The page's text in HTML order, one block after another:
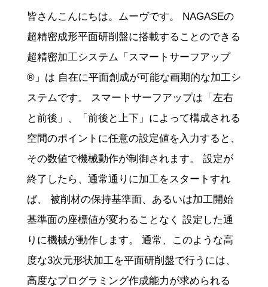
皆さんこんにちは。ムーヴです。 NAGASEの
超精密成形平面研削盤に搭載することのできる
超精密加工システム「スマートサーフアップ
®」は 自在に平面創成が可能な画期的な加工シ
ステムです。 スマートサーフアップは「左右
と前後」、「前後と上下」によって構成される
空間のポイントに任意の設定値を入力すると、
その数値で機械動作が制御されます。 設定が
終了したら、通常通りに加工をスタートすれ
ば、 被削材の保持基準面、あるいは加工開始
基準面の座標値が変わることなく 設定した通
りに機械が動作します。 通常、このような高
度な3次元形状加工を平面研削盤で行うには、
高度なプログラミング作成能力が求められる